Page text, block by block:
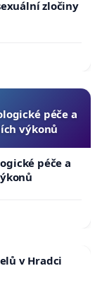
zločiny
péče a
výkonů
péče a
v Hradci